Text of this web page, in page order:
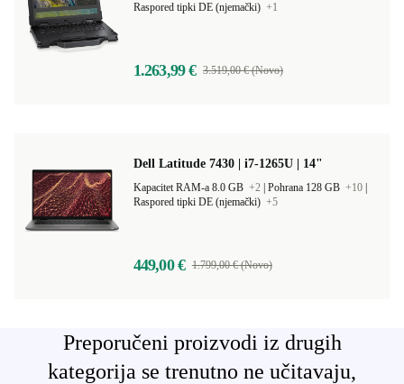
Raspored tipki DE (njemački) +1
1.263,99 € 3.519,00 € (Novo)
Dell Latitude 7430 | i7-1265U | 14"
Kapacitet RAM-a 8.0 GB +2 Pohrana 128 GB +10
Raspored tipki DE (njemački) +5
449,00 € 1.799,00 € (Novo)
Preporučeni proizvodi iz drugih
kategorija se trenutno ne učitavaju,